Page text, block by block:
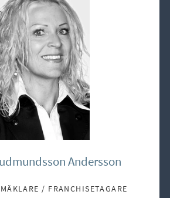
Andersson
/ FRANCHISETAGARE